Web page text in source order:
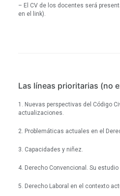
– El CV de los docentes será
en el link).
Las líneas prioritarias (no
1. Nuevas perspectivas del Código
actualizaciones.
2. Problemáticas actuales en el
3. Capacidades y niñez.
4. Derecho Convencional. Su
5. Derecho Laboral en el contexto